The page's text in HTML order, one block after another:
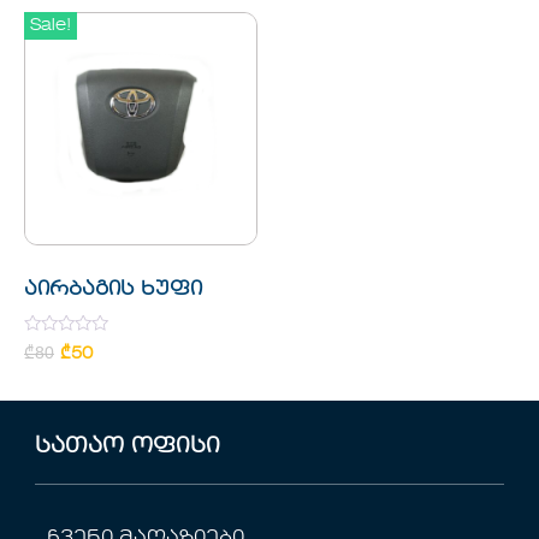
Sale!
აირბაგის ხუფი
Rated
0
₾80 ₾50
სათაო ოფისი